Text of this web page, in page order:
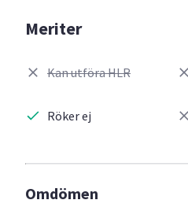
Meriter
Kan utföra HLR
Röker ej
Omdömen